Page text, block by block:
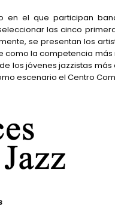
en el que participan
las cinco
se presentan los
la competencia
los jóvenes jazzistas
escenario el Centro